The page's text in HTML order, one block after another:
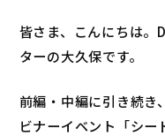
皆さま、こんにちは。
ターの大久保です。
前編・中編に引き続
ビナーイベント「シー